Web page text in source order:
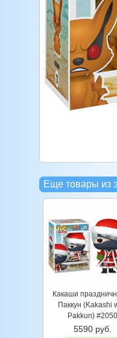
Еще товары из
Какаши
Паккун (Kakashi
Pakkun) #2050
5590 руб.